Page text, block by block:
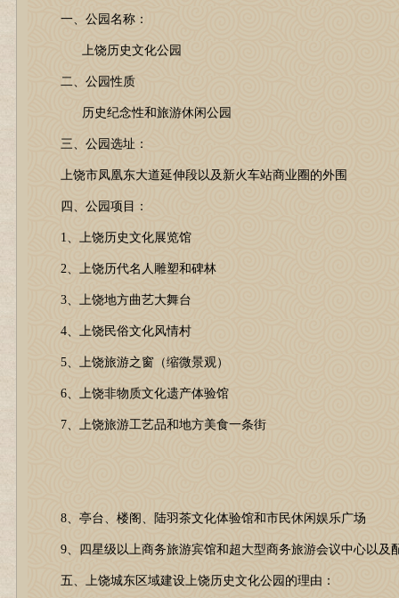
一、公园名称：
上饶历史文化公园
二、公园性质
历史纪念性和旅游休闲公园
三、公园选址：
上饶市凤凰东大道延伸段以及新火车站商业圈的外围
四、公园项目：
1、上饶历史文化展览馆
2、上饶历代名人雕塑和碑林
3、上饶地方曲艺大舞台
4、上饶民俗文化风情村
5、上饶旅游之窗（缩微景观）
6、上饶非物质文化遗产体验馆
7、上饶旅游工艺品和地方美食一条街
8、亭台、楼阁、陆羽茶文化体验馆和市民休闲娱乐广场
9、四星级以上商务旅游宾馆和超大型商务旅游会议中心以及
五、上饶城东区域建设上饶历史文化公园的理由：